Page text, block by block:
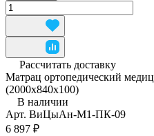
Рассчитать доставку
Матрац ортопедический
(2000x840x100)
В наличии
Арт. ВиЦыАн-М1-ПК-09
6 897 ₽